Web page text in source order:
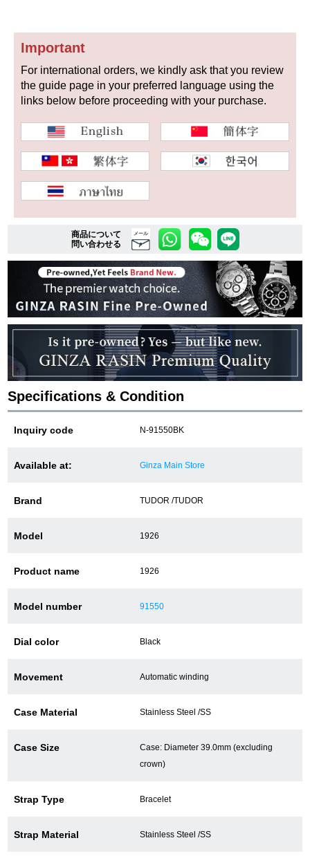
ヴァシュロン
コンスタンタン
商品の状態から探す
新品 未使用品
中古品
複数条件で商品を絞り込む
詳細検索はこちら
ご利用ガイド
GINZA RASINのプレミアムクオリティについて
送料・お支払方法
ショッピングローンの流れ
よくある質問
店舗受け取りサービス
店舗取り寄せサービス
買取・下取りをご希望の方
買取・下取りはこちら
Important
For international orders, we kindly ask that you review
the guide page in your preferred language using the
links below before proceeding with your purchase.
商品について
問い合わせる
メール
Specifications & Condition
Inquiry code N-91550BK
Available at: Ginza Main Store
Brand TUDOR /TUDOR
Model 1926
Product name 1926
Model number 91550
Dial color Black
Movement Automatic winding
Case Material Stainless Steel /SS
Case Size
Case: Diameter 39.0mm (excluding
crown)
Strap Type Bracelet
Strap Material Stainless Steel /SS